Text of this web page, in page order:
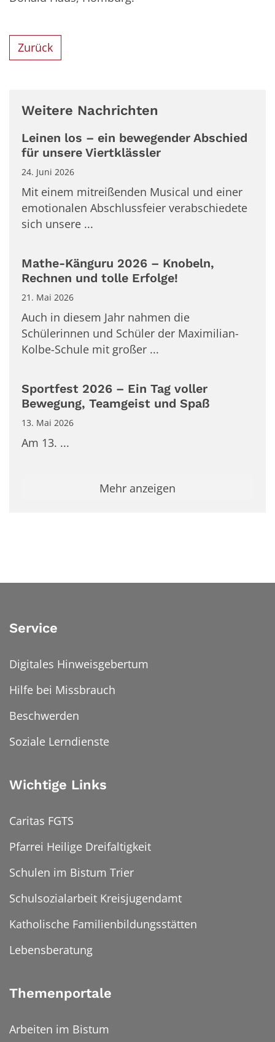
Zurück
Weitere Nachrichten
Leinen los – ein bewegender Abschied
für unsere Viertklässler
24. Juni 2026
Mit einem mitreißenden Musical und einer
emotionalen Abschlussfeier verabschiedete
sich unsere ...
Mathe-Känguru 2026 – Knobeln,
Rechnen und tolle Erfolge!
21. Mai 2026
Auch in diesem Jahr nahmen die
Schülerinnen und Schüler der Maximilian-
Kolbe-Schule mit großer ...
Sportfest 2026 – Ein Tag voller
Bewegung, Teamgeist und Spaß
13. Mai 2026
Am 13. ...
Mehr anzeigen
Service
Digitales Hinweisgebertum
Hilfe bei Missbrauch
Beschwerden
Soziale Lerndienste
Wichtige Links
Caritas FGTS
Pfarrei Heilige Dreifaltigkeit
Schulen im Bistum Trier
Schulsozialarbeit Kreisjugendamt
Katholische Familienbildungsstätten
Lebensberatung
Themenportale
Arbeiten im Bistum